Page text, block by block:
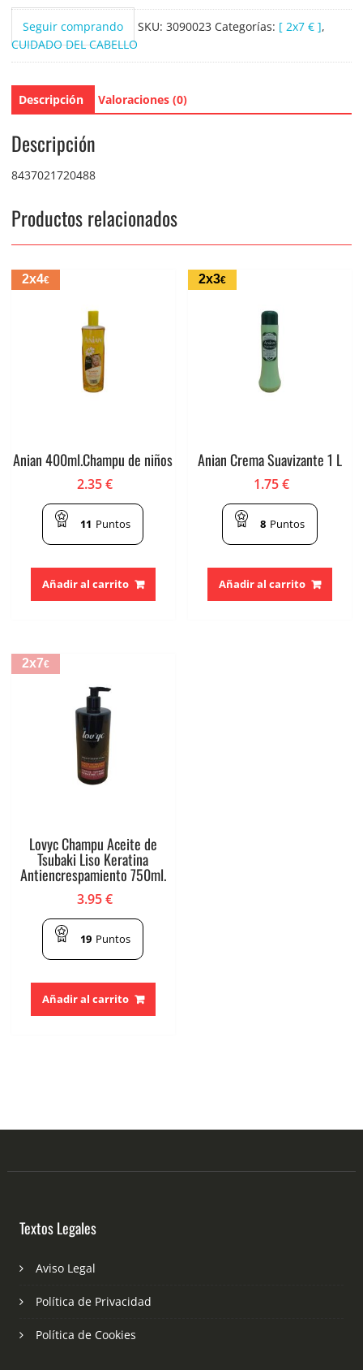
Seguir comprando SKU: 3090023 Categorías: [ 2x7 € ],
CUIDADO DEL CABELLO
Descripción Valoraciones (0)
Descripción
8437021720488
Productos relacionados
2x4€
Anian 400ml.Champu de niños
2.35€
11 Puntos
Añadir al carrito
2x3€
Anian Crema Suavizante 1 L
1.75€
8 Puntos
Añadir al carrito
2x7€
Lovyc Champu Aceite de
Tsubaki Liso Keratina
Antiencrespamiento 750ml.
3.95€
19 Puntos
Añadir al carrito
Textos Legales
Aviso Legal
Política de Privacidad
Política de Cookies